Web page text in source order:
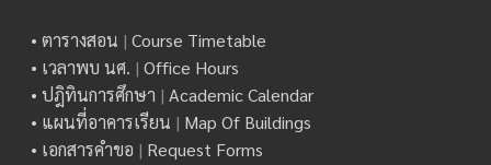
• ตารางสอน | Course Timetable
• เวลาพบ นศ. | Office Hours
• ปฎิทินการศึกษา | Academic Calendar
• แผนที่อาคารเรียน | Map Of Buildings
• เอกสารคำขอ | Request Forms